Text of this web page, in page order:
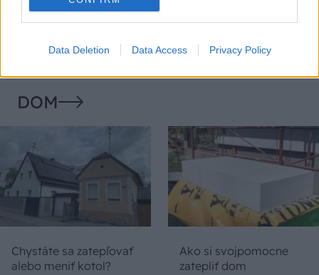
Data Deletion Data Access Privacy Policy
skrytých chýb, ktoré
vás môžu nepríjemne
1654 sa nevidí každý
deň!
DOM
Chystáte sa zatepľovať
alebo meniť kotol?
Ako si svojpomocne
zatepliť dom